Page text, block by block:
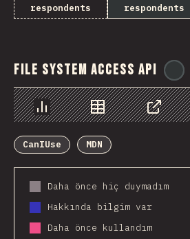
respondents
respondents
File System Access API
Chart Data Share
CanIUse
MDN
Daha önce hiç duymadım
Hakkında bilgim var
Daha önce kullandım